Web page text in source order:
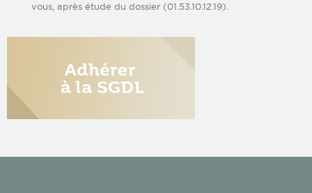
vous, après étude du dossier (01.53.10.12.19).